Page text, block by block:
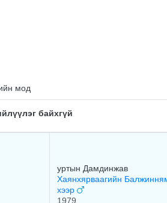
мод
байхгүй
уртын Дамдинжав
Хаянхярваагийн
хээр
1979